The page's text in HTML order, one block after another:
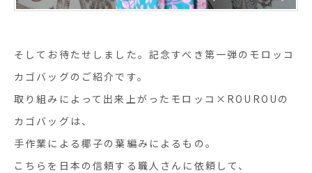
そしてお待たせしました。記念すべき第一弾のモロッコ
カゴバッグのご紹介です。
取り組みによって出来上がったモロッコ ×ROUROU の
カゴバッグは、
手作業による椰子の葉編みによるもの。
こちらを日本の信頼する職人さんに依頼して、